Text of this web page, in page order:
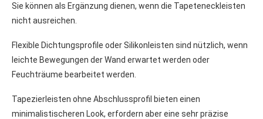
Sie können als Ergänzung dienen, wenn die Tapeteneckleisten
nicht ausreichen.
Flexible Dichtungsprofile oder Silikonleisten sind nützlich, wenn
leichte Bewegungen der Wand erwartet werden oder
Feuchträume bearbeitet werden.
Tapezierleisten ohne Abschlussprofil bieten einen
minimalistischeren Look, erfordern aber eine sehr präzise